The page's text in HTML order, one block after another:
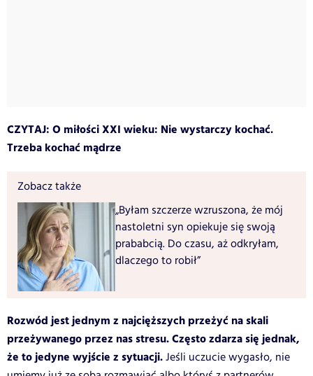
CZYTAJ: O miłości XXI wieku: Nie wystarczy kochać.
Trzeba kochać mądrze
Zobacz także
„Byłam szczerze wzruszona, że mój
nastoletni syn opiekuje się swoją
prababcią. Do czasu, aż odkryłam,
dlaczego to robił”
Rozwód jest jednym z najcięższych przeżyć na skali
przeżywanego przez nas stresu. Często zdarza się jednak,
że to jedyne wyjście z sytuacji.Jeśli uczucie wygasło, nie